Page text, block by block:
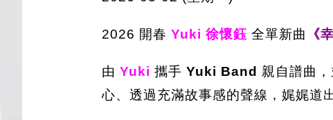
2026 開春 Yuki 徐懷鈺 全單新曲 《
由 Yuki 攜手 Yuki Band 親自譜曲
心、透過充滿故事感的聲線，娓娓道